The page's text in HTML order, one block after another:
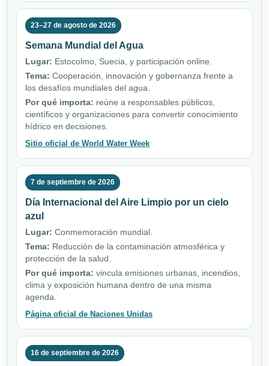
23–27 de agosto de 2026
Semana Mundial del Agua
Lugar: Estocolmo, Suecia, y participación online.
Tema: Cooperación, innovación y gobernanza frente a
los desafíos mundiales del agua.
Por qué importa: reúne a responsables públicos,
científicos y organizaciones para convertir conocimiento
hídrico en decisiones.
Sitio oficial de World Water Week
7 de septiembre de 2026
Día Internacional del Aire Limpio por un cielo
azul
Lugar: Conmemoración mundial.
Tema: Reducción de la contaminación atmosférica y
protección de la salud.
Por qué importa: vincula emisiones urbanas, incendios,
clima y exposición humana dentro de una misma
agenda.
Página oficial de Naciones Unidas
16 de septiembre de 2026